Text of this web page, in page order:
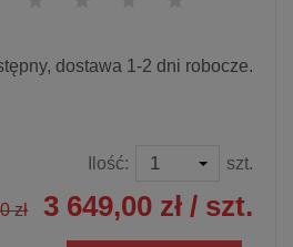
dostawa 1-2 dni robocze.
Ilość: szt.
zł 3 649,00 zł / szt.